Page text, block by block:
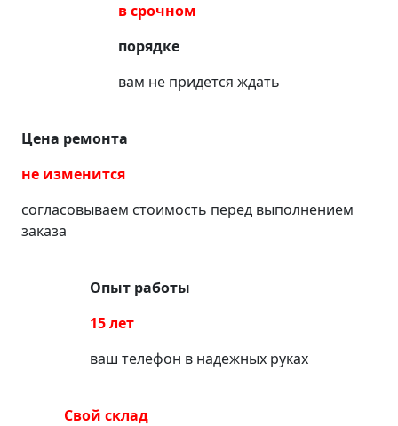
в срочном
порядке
вам не придется ждать
Цена ремонта
не изменится
согласовываем стоимость перед выполнением
заказа
Опыт работы
15 лет
ваш телефон в надежных руках
Свой склад